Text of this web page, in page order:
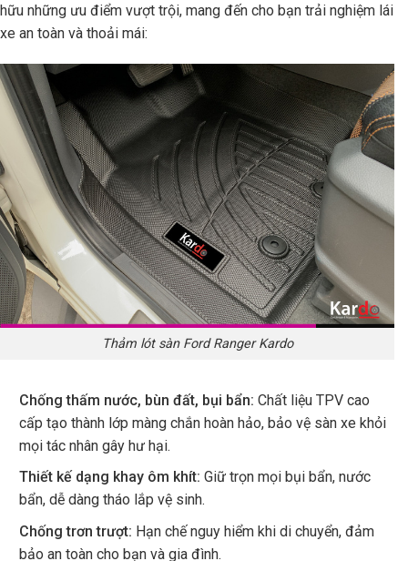
hữu những ưu điểm vượt trội, mang đến cho bạn trải nghiệm lái
xe an toàn và thoải mái:
Thảm lót sàn Ford Ranger Kardo
Chống thấm nước, bùn đất, bụi bẩn: Chất liệu TPV cao
cấp tạo thành lớp màng chắn hoàn hảo, bảo vệ sàn xe khỏi
mọi tác nhân gây hư hại.
Thiết kế dạng khay ôm khít: Giữ trọn mọi bụi bẩn, nước
bẩn, dễ dàng tháo lắp vệ sinh.
Chống trơn trượt: Hạn chế nguy hiểm khi di chuyển, đảm
bảo an toàn cho bạn và gia đình.